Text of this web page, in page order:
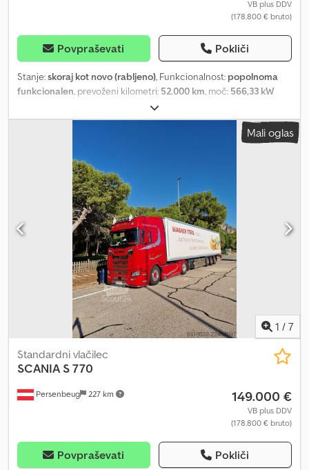
Tschechisch, Französisch, Russisch und Bulgarisch. Alle Angaben
VB plus DDV
(178.800 € bruto)
Povpraševati Pokliči
Stanje:skoraj kot novo (rabljeno), Funkcionalnost: popolnoma
funkcionalen , prevoženi kilometri: 52.000 km , moč: 566,33 kW
01/2023
konfiguracija osi:4x2, zavore:zaviranje z motorjem, vrsta prenosa:
, Leto izdelave: 2023,
Tahograf, USB priključek, airbag, asistent za mrtvi kot, asistent
za ohranjanje voznega pasu, centralno zaklepanje, dodatne
luči, električno nastavljivo ogledalo, električno upravljanje oken,
elektronski program stabilnosti (ESP), greljenje sedeža,
hladilnik, klimatska naprava, meglenke, nadzor oprijema,
nadzor tlaka v pnevmatikah, navigacijski sistem, parkirna
klimatska naprava, parkirni grelec, računalnik na krovu,
retarder, servovolan, sistem za pomoč pri speljevanju v klanec,
spojler, tempomat, vozilo za nekadilce, zapora diferenciala
Scania S 770, popolna oprema, hidravlični sistem za nagibanje,
vozilo je v popolnoma novem stanju. Vozilo je namenjeno
samostojni vožnji. Vozilo se prodaja z ali brez hladilne naprave.
Csdpfxezrdmco Ahajrf
Mali oglas
1 / 7
Persenbeug 227 km
Standardni vlačilec
SCANIA S 770
149.000 €
VB plus DDV
(178.800 € bruto)
Povpraševati Pokliči